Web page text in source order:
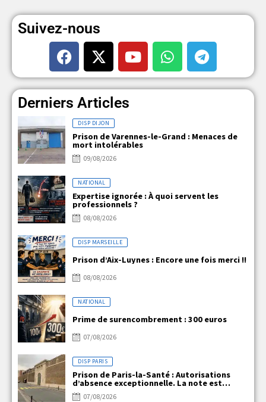
Suivez-nous
Derniers Articles
DISP DIJON
Prison de Varennes-le-Grand : Menaces de
mort intolérables
09/08/2026
NATIONAL
Expertise ignorée : À quoi servent les
professionnels ?
08/08/2026
DISP MARSEILLE
Prison d’Aix-Luynes : Encore une fois merci !!
08/08/2026
NATIONAL
Prime de surencombrement : 300 euros
07/08/2026
DISP PARIS
Prison de Paris-la-Santé : Autorisations
d’absence exceptionnelle. La note est
claire, mais la réalité ne l’est pas !
07/08/2026